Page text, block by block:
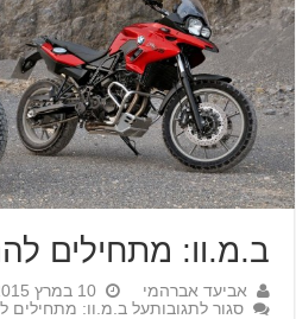
ב.מ.וו: מתחילים
אביעד אברהמי 10 במרץ 2015
סגור לתגובותעל ב.מ.וו: מתחילים